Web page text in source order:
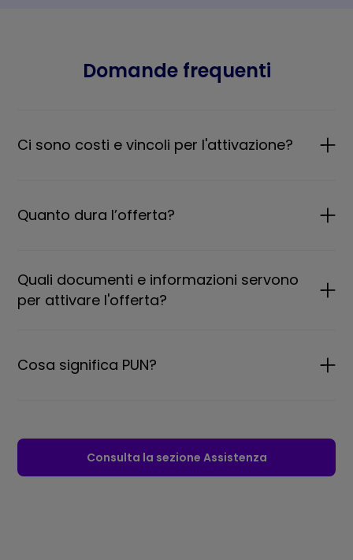
Domande frequenti
Ci sono costi e vincoli per l'attivazione?
Quanto dura l’offerta?
Quali documenti e informazioni servono
per attivare l'offerta?
Cosa significa PUN?
Consulta la sezione Assistenza